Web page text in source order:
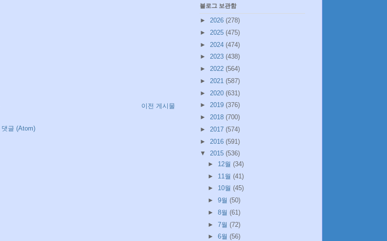
이전 게시물
댓글 (Atom)
블로그 보관함
► 2026 (278)
► 2025 (475)
► 2024 (474)
► 2023 (438)
► 2022 (564)
► 2021 (587)
► 2020 (631)
► 2019 (376)
► 2018 (700)
► 2017 (574)
► 2016 (591)
▼ 2015 (536)
► 12월 (34)
► 11월 (41)
► 10월 (45)
► 9월 (50)
► 8월 (61)
► 7월 (72)
► 6월 (56)